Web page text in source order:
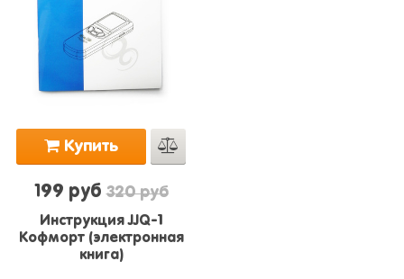
Купить
199 руб320 руб
Инструкция JJQ-1
Кофморт (электронная
книга)